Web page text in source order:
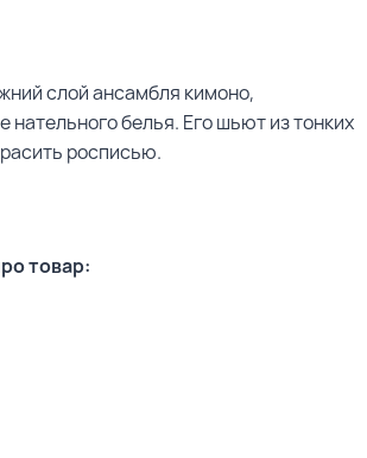
слой ансамбля кимоно,
нательного белья. Его шьют из тонких
росписью.
товар: